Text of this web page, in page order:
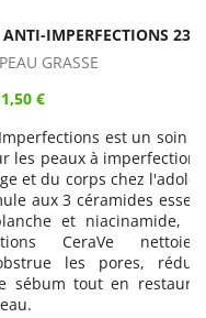
236ML
est un soin lavant
à imperfections et à
chez l'adolescent
céramides essentiels,
niacinamide, le Gel
CeraVe nettoie en
les pores, réduit les
tout en restaurant la